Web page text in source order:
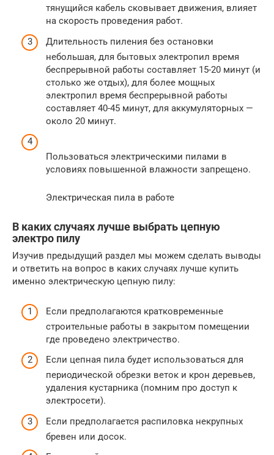
тянущийся кабель сковывает движения, влияет
на скорость проведения работ.
Длительность пиления без остановки
небольшая, для бытовых электропил время
беспрерывной работы составляет 15-20 минут (и
столько же отдых), для более мощных
электропил время беспрерывной работы
составляет 40-45 минут, для аккумуляторных —
около 20 минут.
Пользоваться электрическими пилами в
условиях повышенной влажности запрещено.
Электрическая пила в работе
В каких случаях лучше выбрать цепную
электро пилу
Изучив предыдущий раздел мы можем сделать выводы
и ответить на вопрос в каких случаях лучше купить
именно электрическую цепную пилу:
Если предполагаются кратковременные
строительные работы в закрытом помещении
где проведено электричество.
Если цепная пила будет использоваться для
периодической обрезки веток и крон деревьев,
удаления кустарника (помним про доступ к
электросети).
Если предполагается распиловка некрупных
бревен или досок.